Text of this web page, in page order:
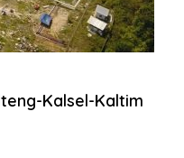
Kalsel-Kaltim